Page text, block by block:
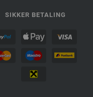
SIKKER BETALING